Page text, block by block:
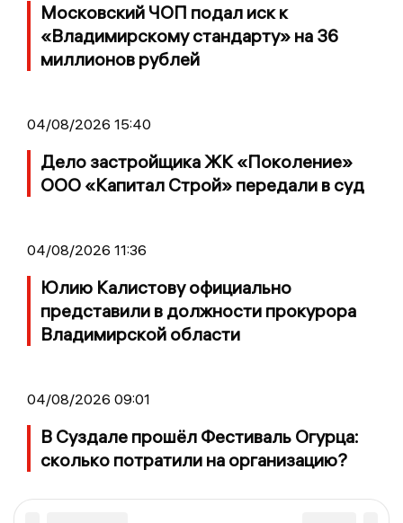
Московский ЧОП подал иск к
«Владимирскому стандарту» на 36
миллионов рублей
04/08/2026 15:40
Дело застройщика ЖК «Поколение»
ООО «Капитал Строй» передали в суд
04/08/2026 11:36
Юлию Калистову официально
представили в должности прокурора
Владимирской области
04/08/2026 09:01
В Суздале прошёл Фестиваль Огурца:
сколько потратили на организацию?